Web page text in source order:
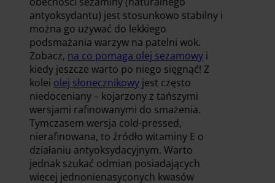
antyoksydantu) jest stosunkowo stabilny i
można go używać do lekkiego
podsmażania warzyw na patelni wok.
Zobacz, na co pomaga olej sezamowy i
kiedy jeszcze warto po niego sięgnąć! Z
kolei olej słonecznikowy jest często
niedoceniany – kojarzony z tańszymi
wersjami rafinowanymi do smażenia.
Tymczasem wersja cold-pressed,
nierafinowana, to źródło witaminy E o
działaniu antyoksydacyjnym. Warto
jednak szukać odmian posiadających
więcej jednonienasyconych kwasów